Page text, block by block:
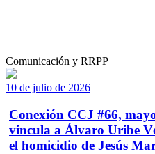
Comunicación y RRPP
10 de julio de 2026
Conexión CCJ #66,
vincula a Álvaro Uribe
el homicidio de Jesús